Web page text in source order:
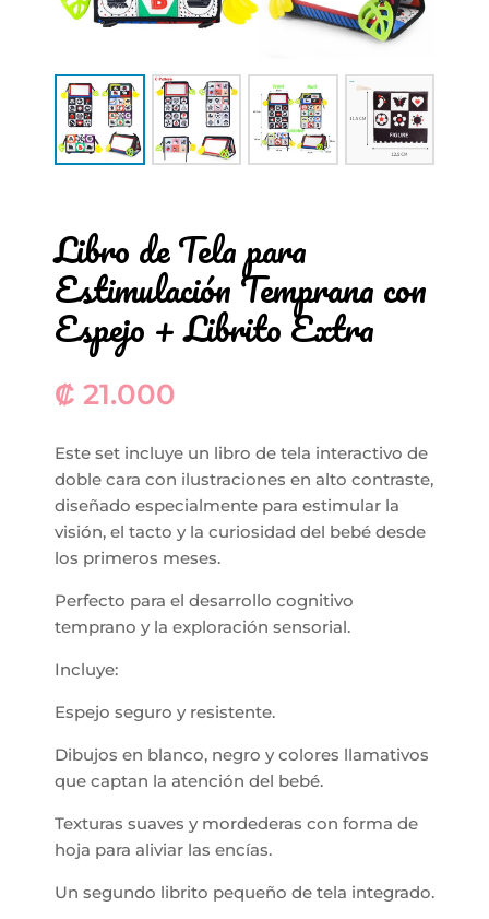
Libro de Tela para
Estimulación Temprana con
Espejo + Librito Extra
₡ 21.000
Este set incluye un libro de tela interactivo de
doble cara con ilustraciones en alto contraste,
diseñado especialmente para estimular la
visión, el tacto y la curiosidad del bebé desde
los primeros meses.
Perfecto para el desarrollo cognitivo
temprano y la exploración sensorial.
Incluye:
Espejo seguro y resistente.
Dibujos en blanco, negro y colores llamativos
que captan la atención del bebé.
Texturas suaves y mordederas con forma de
hoja para aliviar las encías.
Un segundo librito pequeño de tela integrado.